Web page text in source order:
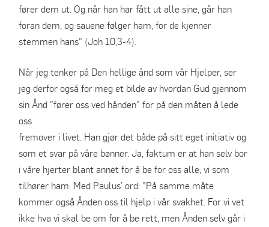
fører dem ut. Og når han har fått ut alle sine, går han
foran dem, og sauene følger ham, for de kjenner
stemmen hans” (Joh 10,3-4).
Når jeg tenker på Den hellige ånd som vår Hjelper, ser
jeg derfor også for meg et bilde av hvordan Gud gjennom
sin Ånd ”fører oss ved hånden” for på den måten å lede
oss
fremover i livet. Han gjør det både på sitt eget initiativ og
som et svar på våre bønner. Ja, faktum er at han selv bor
i våre hjerter blant annet for å be for oss alle, vi som
tilhører ham. Med Paulus’ ord: ”På samme måte
kommer også Ånden oss til hjelp i vår svakhet. For vi vet
ikke hva vi skal be om for å be rett, men Ånden selv går i